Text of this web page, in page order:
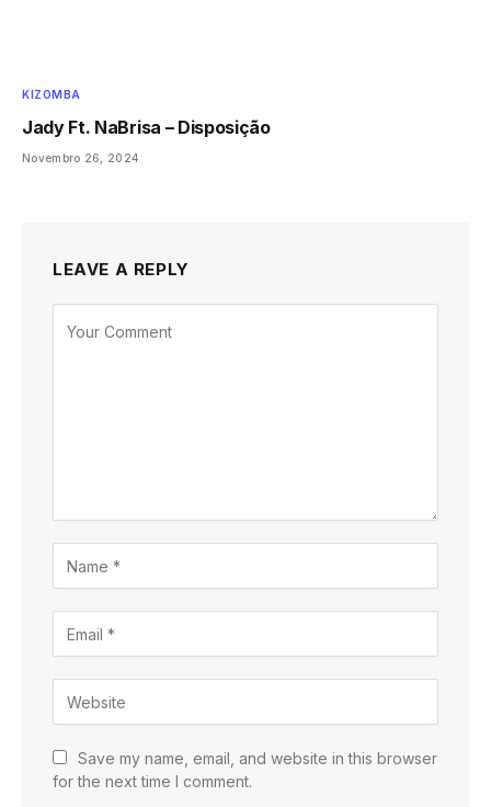
KIZOMBA
Jady Ft. NaBrisa – Disposição
Novembro 26, 2024
LEAVE A REPLY
Save my name, email, and website in this browser
for the next time I comment.